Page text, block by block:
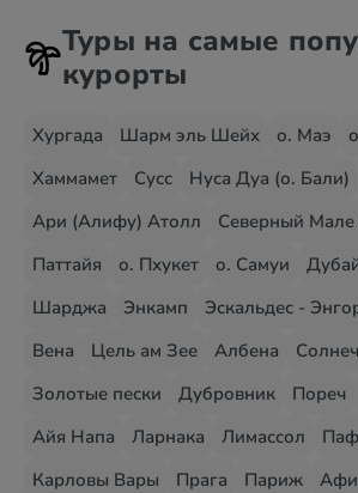
Туры на самые
курорты
Хургада Шарм эль Шейх о. Маэ
Хаммамет
Сусс
Нуса Дуа (о. Бали)
Ари (Алифу) Атолл
Северный
Паттайя
о. Пхукет о. Самуи
Шарджа
Энкамп Эскальдес -
Вена
Цель ам Зее Албена
Золотые пески
Дубровник Пореч
Айя Напа
Ларнака Лимассол
Карловы Вары
Прага Париж